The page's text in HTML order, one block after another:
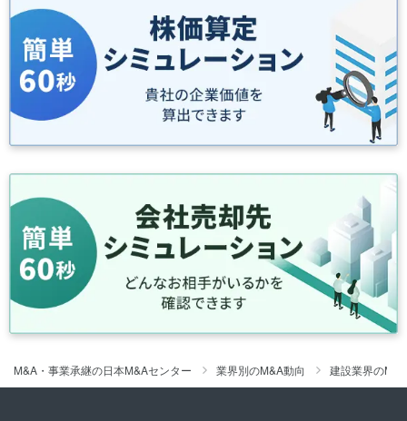
M&A・事業承継の日本M&Aセンター 業界別のM&A動向 建設業界のM&A